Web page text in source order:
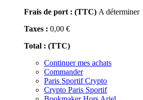
Frais de port : (TTC) A déterminer
Taxes : 0,00 €
Total : (TTC)
Continuer mes achats
Commander
Paris Sportif Crypto
Crypto Paris Sportif